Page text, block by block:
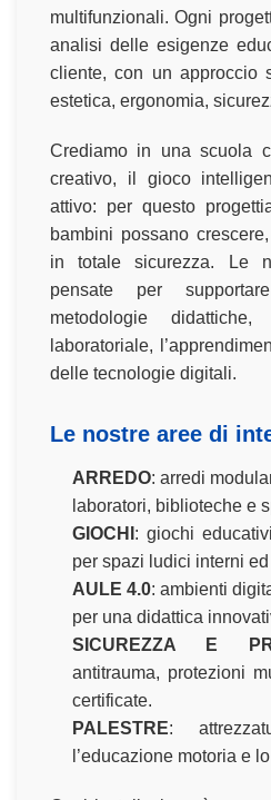
multifunzionali. Ogni
analisi delle esigenze
cliente, con un approccio
estetica, ergonomia,
Crediamo in una scuola
creativo, il gioco
attivo: per questo
bambini possano
in totale sicurezza. Le
pensate per
metodologie
laboratoriale,
delle tecnologie digitali.
Le nostre aree di
ARREDO: arredi
laboratori, biblioteche e
GIOCHI : giochi
per spazi ludici interni
AULE 4.0: ambienti
per una didattica
SICUREZZA E
antitrauma, protezioni
certificate.
PALESTRE:
l’educazione motoria e